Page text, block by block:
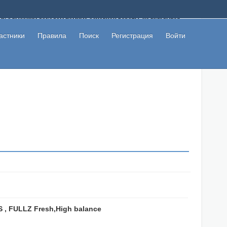
с высоким доходом помимо основной работы, не вкладывая
не попались на развод. Вы сможете начать зарабатывать
Правила Поиск Регистрация Войти
, FULLZ Fresh,High balance